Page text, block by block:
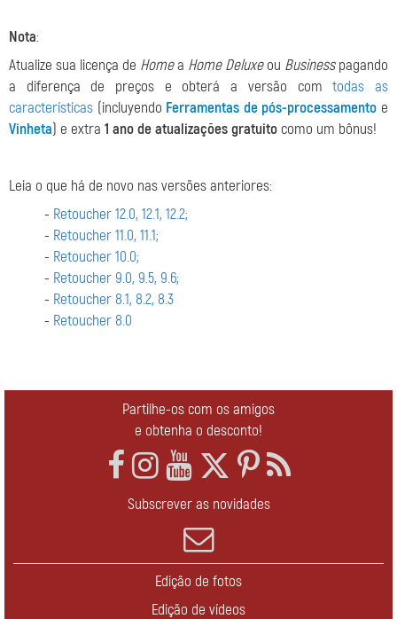
Nota:
Atualize sua licença de Homea Home Deluxeou Businesspagando
a diferença de preços e obterá a versão comtodas as
características (incluyendo Ferramentas de pós-processamento e
Vinheta) e extra 1 ano de atualizações gratuito como um bônus!
Leia o que há de novo nas versões anteriores:
- Retoucher 12.0, 12.1, 12.2;
- Retoucher 11.0, 11.1;
- Retoucher 10.0;
- Retoucher 9.0, 9.5, 9.6;
- Retoucher 8.1, 8.2, 8.3
- Retoucher 8.0
Partilhe-os com os amigos
e obtenha o desconto!
Subscrever as novidades
Edição de fotos
Edição de vídeos